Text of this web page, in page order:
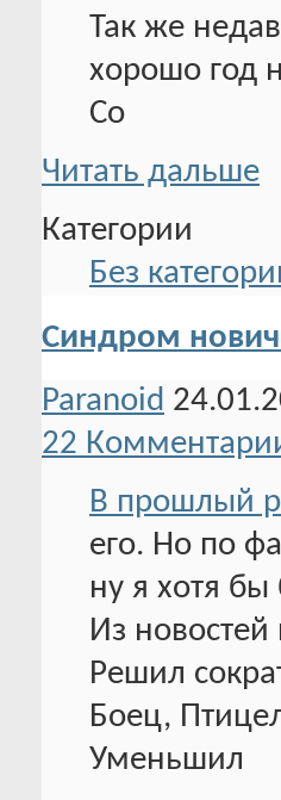
Так же
хорошо год
Со
Читать дальше
Категории
Без
Синдром
Paranoid
22
В прошлый
его. Но по
ну я хотя
Из новостей
Решил
Боец,
Уменьшил